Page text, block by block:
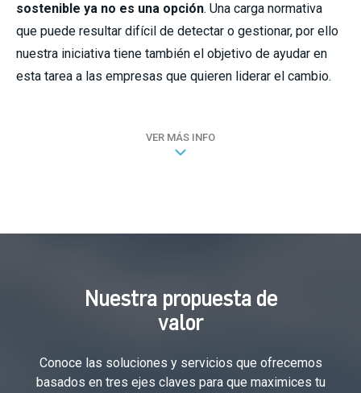
sostenible ya no es una opción. Una carga normativa
que puede resultar difícil de detectar o gestionar, por ello
nuestra iniciativa tiene también el objetivo de ayudar en
esta tarea a las empresas que quieren liderar el cambio.
VER MÁS INFO
Nuestra propuesta de
valor
Conoce las soluciones y servicios que ofrecemos
basados en tres ejes claves para que maximices tu